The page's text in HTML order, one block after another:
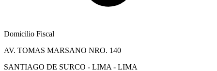
Domicilio Fiscal
AV. TOMAS MARSANO NRO. 140
SANTIAGO DE SURCO - LIMA - LIMA